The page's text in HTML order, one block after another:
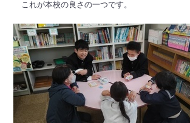
これが本校の良さの一つです。